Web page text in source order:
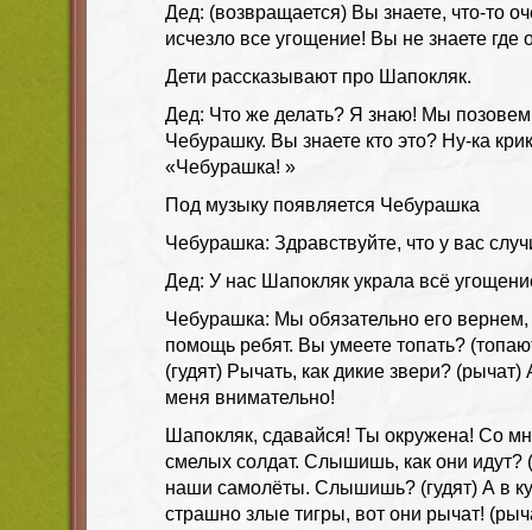
Дед: (возвращается) Вы знаете, что-то
исчезло все угощение! Вы не знаете где
Дети рассказывают про Шапокляк.
Дед: Что же делать? Я знаю! Мы
Чебурашку. Вы знаете кто это? Ну-ка
«Чебурашка! »
Под музыку появляется Чебурашка
Чебурашка: Здравствуйте, что у вас
Дед: У нас Шапокляк украла всё
Чебурашка: Мы обязательно его
помощь ребят. Вы умеете топать?
(гудят) Рычать, как дикие звери?
меня внимательно!
Шапокляк, сдавайся! Ты окружена! Со
смелых солдат. Слышишь, как они идут?
наши самолёты. Слышишь? (гудят) А в
страшно злые тигры, вот они рычат!